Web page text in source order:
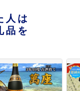
人は
品を